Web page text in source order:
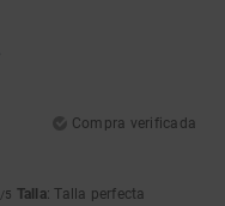
Compra verificada
/5 Talla: Talla perfecta